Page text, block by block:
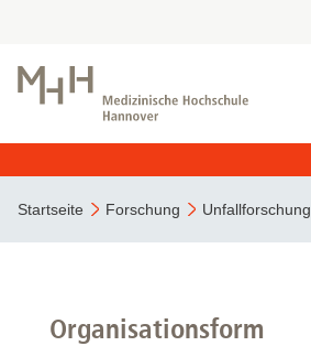
Startseite Forschung Unfallforschung
Organisationsform